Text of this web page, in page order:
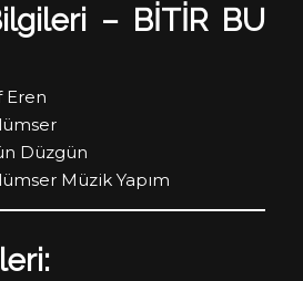
– BİTİR BU
Düzgün
Müzik Yapım